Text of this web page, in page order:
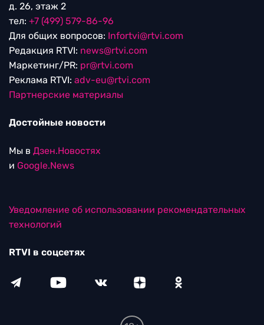
д. 26, этаж 2
тел: +7 (499) 579-86-96
Для общих вопросов: Infortvi@rtvi.com
Редакция RTVI: news@rtvi.com
Маркетинг/PR: pr@rtvi.com
Реклама RTVI: adv-eu@rtvi.com
Партнерские материалы
Достойные новости
Мы в Дзен.Новостях
и Google.News
Уведомление об использовании рекомендательных
технологий
RTVI в соцсетях